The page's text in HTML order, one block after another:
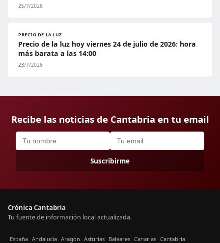
25/7/2026
PRECIO DE LA LUZ
Precio de la luz hoy viernes 24 de julio de 2026: hora
más barata a las 14:00
23/7/2026
Recibe las noticias de Cantabria en tu email
Suscribirme
Crónica Cantabria
Tu fuente de información local actualizada.
España Andalucía Aragón Asturias Baleares Canarias Cantabria